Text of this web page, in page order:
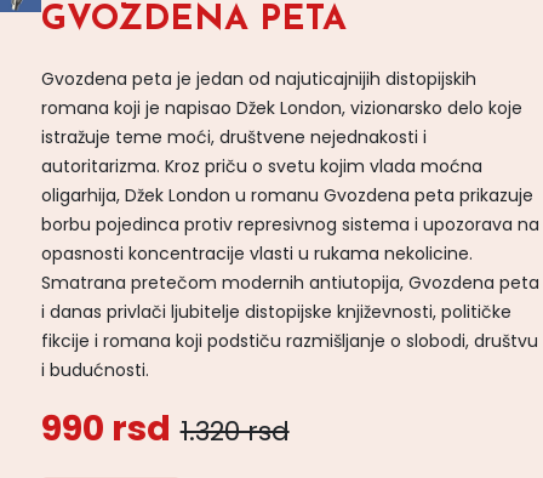
GVOZDENA PETA
Gvozdena peta je jedan od najuticajnijih distopijskih
romana koji je napisao Džek London, vizionarsko delo koje
istražuje teme moći, društvene nejednakosti i
autoritarizma. Kroz priču o svetu kojim vlada moćna
oligarhija, Džek London u romanu Gvozdena peta prikazuje
borbu pojedinca protiv represivnog sistema i upozorava na
opasnosti koncentracije vlasti u rukama nekolicine.
Smatrana pretečom modernih antiutopija, Gvozdena peta
i danas privlači ljubitelje distopijske književnosti, političke
fikcije i romana koji podstiču razmišljanje o slobodi, društvu
i budućnosti.
990 rsd 1.320 rsd